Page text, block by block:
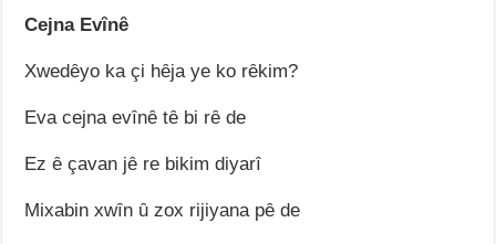
Cejna Evȋnȇ
Xwedȇyo ka çi hȇja ye ko rȇkim?
Eva cejna evȋnȇ tȇ bi rȇ de
Ez ȇ çavan jȇ re bikim diyarȋ
Mixabin xwȋn ȗ zox rijiyana pȇ de